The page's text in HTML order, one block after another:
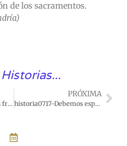
de los sacramentos.
historia0715-Los buenos frutos de la tentación
PRÓXIMA
historia0717-Debemos esperar contra toda esperanza